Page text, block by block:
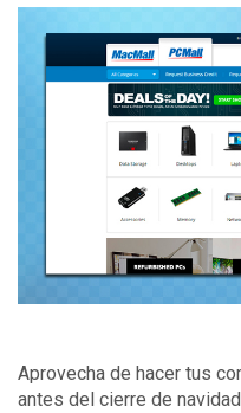
Aprovecha de hacer tus
antes del cierre de